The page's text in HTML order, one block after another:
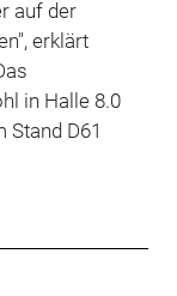
auf der
erklärt
in Halle 8.0
Stand D61